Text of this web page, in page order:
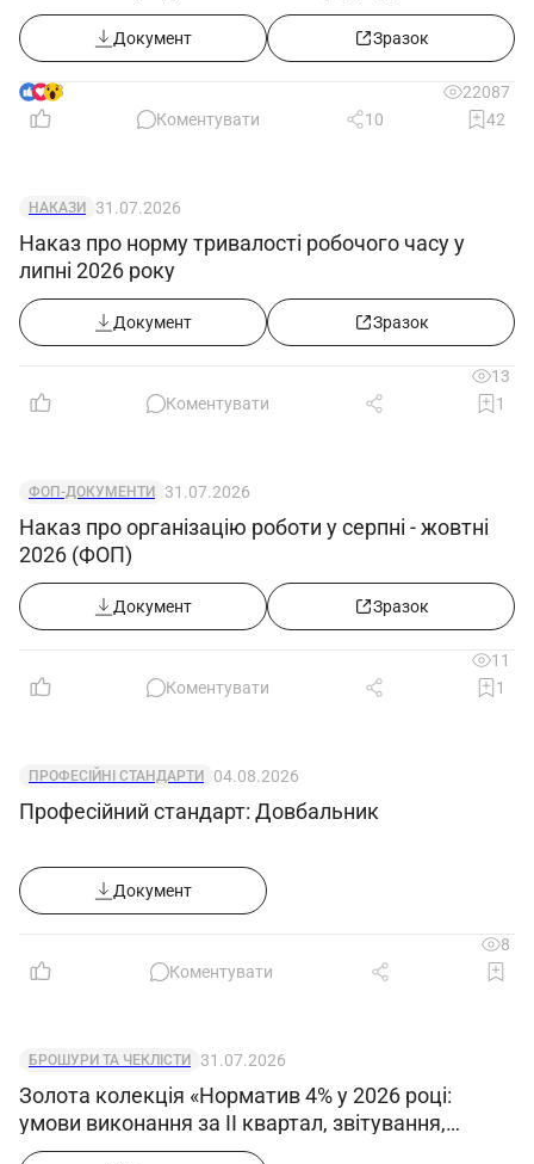
25.05.2022)
Документ Зразок
8
22087
Коментувати
10 42
НАКАЗИ 31.07.2026
Наказ про норму тривалості робочого часу у
липні 2026 року
Документ Зразок
13
Коментувати
1
ФОП-ДОКУМЕНТИ 31.07.2026
Наказ про організацію роботи у серпні - жовтні
2026 (ФОП)
Документ Зразок
11
Коментувати
1
ПРОФЕСІЙНІ СТАНДАРТИ 04.08.2026
Професійний стандарт: Довбальник
Документ
8
Коментувати
БРОШУРИ ТА ЧЕКЛІСТИ 31.07.2026
Золота колекція «Норматив 4% у 2026 році:
умови виконання за ІІ квартал, звітування,
цільовий внесок & Робота з новим ЄРК –